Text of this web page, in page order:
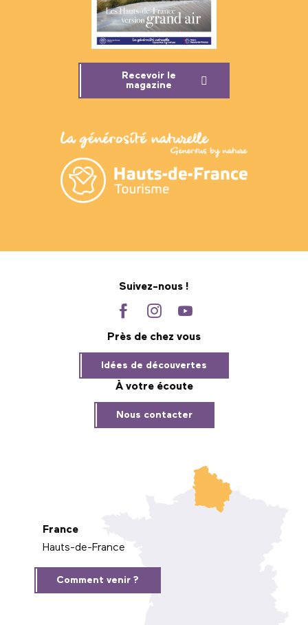
Recevoir le
magazine
Suivez-nous !
Près de chez vous
Idées de découvertes
À votre écoute
Nous contacter
France
Hauts-de-France
Comment venir ?